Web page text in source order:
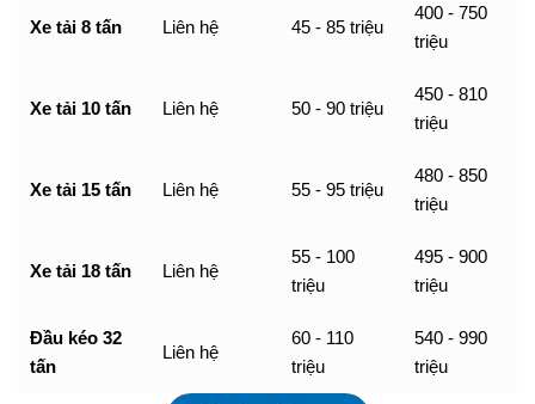
Xe tải 8 tấn Liên hệ 45 - 85 triệu
400 - 750
triệu
Xe tải 10 tấn Liên hệ 50 - 90 triệu
450 - 810
triệu
Xe tải 15 tấn Liên hệ 55 - 95 triệu
480 - 850
triệu
Xe tải 18 tấn Liên hệ
55 - 100
triệu
495 - 900
triệu
Đầu kéo 32
tấn
Liên hệ
60 - 110
triệu
540 - 990
triệu